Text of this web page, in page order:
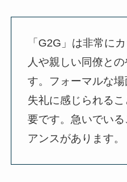
「G2G」は非常に
人や親しい同僚と
す。フォーマルな
失礼に感じられる
要です。急いでい
アンスがあります。